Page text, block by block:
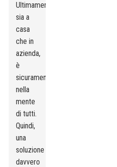
Ultimamente,
sia a
casa
che in
azienda,
è
sicuramente
nella
mente
di tutti.
Quindi,
una
soluzione
davvero